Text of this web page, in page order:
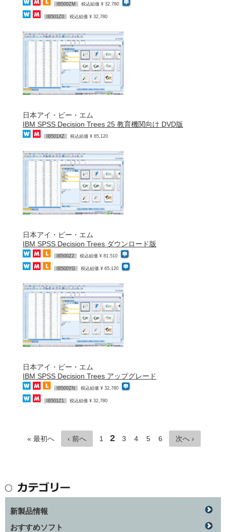
IB500ZM 税込組価 ¥ 32,780
IB501Z0 税込組価 ¥ 32,780
日本アイ・ビー・エム
IBM SPSS Decision Trees 25 教育機関向け DVD版
IB501XZ 税込組価 ¥ 65,120
日本アイ・ビー・エム
IBM SPSS Decision Trees ダウンロード版
IB500Z2 税込組価 ¥ 81,510
IB500YG 税込組価 ¥ 65,120
日本アイ・ビー・エム
IBM SPSS Decision Trees アップグレード
IB500ZN 税込組価 ¥ 32,780
IB501Z1 税込組価 ¥ 32,780
« 最初へ ‹ 前へ 1 2 3 4 5 6 次へ ›
新製品情報
おすすめソフト